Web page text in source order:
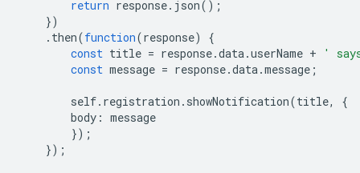
return response. json();
})
. then(function(response)
{
const title = response.data.userName +
'
const message = response.data.message ;
self. registration . showNotification(title,
{
body : message
});
});